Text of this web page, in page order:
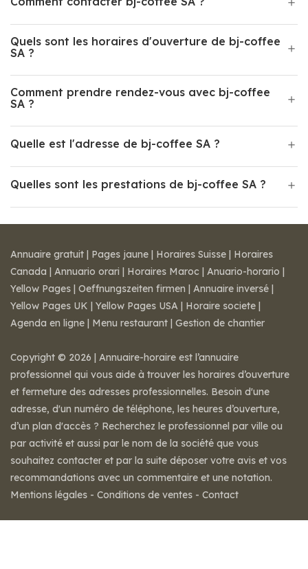
Quels sont les horaires d'ouverture de bj-coffee
SA ?
Comment prendre rendez-vous avec bj-coffee
SA ?
Quelle est l'adresse de bj-coffee SA ?
Quelles sont les prestations de bj-coffee SA ?
Annuaire gratuit | Pages jaune | Horaires Suisse | Horaires
Canada | Annuario orari | Horaires Maroc | Anuario-horario |
Yellow Pages | Oeffnungszeiten firmen | Annuaire inversé |
Yellow Pages UK | Yellow Pages USA | Horaire societe |
Agenda en ligne | Menu restaurant | Gestion de chantier
Copyright © 2026 | Annuaire-horaire est l’annuaire
professionnel qui vous aide à trouver les horaires d’ouverture
et fermeture des adresses professionnelles. Besoin d'une
adresse, d'un numéro de téléphone, les heures d’ouverture,
d’un plan d'accès ? Recherchez le professionnel par ville ou
par activité et aussi par le nom de la société que vous
souhaitez contacter et par la suite déposer votre avis et vos
recommandations avec un commentaire et une notation.
Mentions légales - Conditions de ventes - Contact